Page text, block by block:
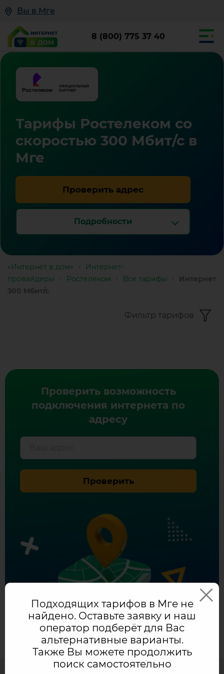
Вы в Мге
8 (800) 775 37 40
Тарифы Ростелеком со
скоростью 300 Мбит/с в
Мге
Проверить адрес
Подробности
«Интернет в дом»
Интернет-
провайдеры
Ростелеком Все тарифы
Фильтр тарифов
с
интернетом
Мбит/
Ростелеком
Проверить возможность
подключения интернета по
адресу
Проверить
Подходящих тарифов в Мге не
найдено. Оставьте заявку и наш
оператор подберёт для Вас
альтернативные варианты.
Также Вы можете продолжить
поиск самостоятельно